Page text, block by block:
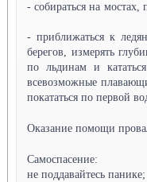
- собираться на
- приближаться к
берегов, измерять
по льдинам и
всевозможные
покататься по первой
Оказание помощи
Самоспасение:
не поддавайтесь панике;